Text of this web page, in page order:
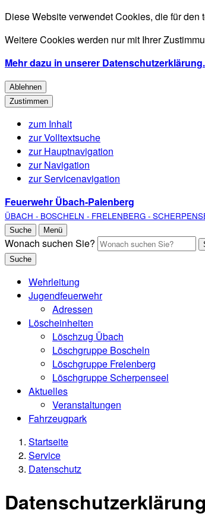
Diese Website verwendet Cookies, die für
Weitere Cookies werden nur mit Ihrer
Mehr dazu in unserer Datenschutzerklärung.
Ablehnen
Zustimmen
zum Inhalt
zur Volltextsuche
zur Hauptnavigation
zur Navigation
zur Servicenavigation
Feuerwehr Übach-Palenberg
ÜBACH - BOSCHELN - FRELENBERG -
Suche Menü
Wonach suchen Sie?
Suche
Wehrleitung
Jugendfeuerwehr
Adressen
Löscheinheiten
Löschzug Übach
Löschgruppe Boscheln
Löschgruppe Frelenberg
Löschgruppe Scherpenseel
Aktuelles
Veranstaltungen
Fahrzeugpark
Startseite
Service
Datenschutz
Datenschutzerklärung